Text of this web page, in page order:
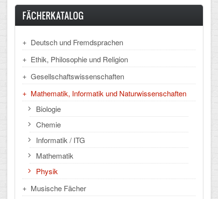
Wahlfächer
CLOUD
Lernraum Berlin
Nextcloud (Eigene Dateien und Tauschordner)
Gitlab
FÄCHERKATALOG
Deutsch und Fremdsprachen
Ethik, Philosophie und Religion
Gesellschaftswissenschaften
Mathematik, Informatik und Naturwissenschaften
Biologie
Chemie
Informatik / ITG
Mathematik
Physik
Musische Fächer